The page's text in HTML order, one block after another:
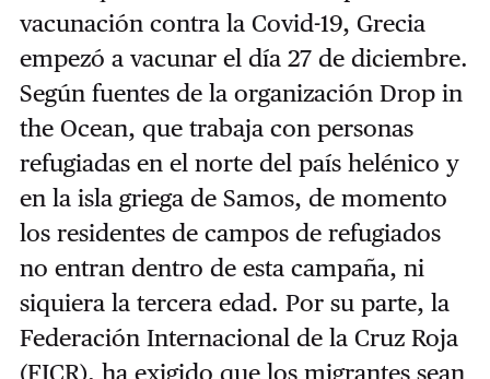
vacunación contra la Covid-19, Grecia
empezó a ​vacunar el día 27 de diciembre.
Según fuentes de la organización ​Drop in
the Ocean​, que trabaja con personas
refugiadas en el norte del país helénico y
en la isla griega de Samos, de momento
los residentes de campos de refugiados
no entran dentro de esta campaña, ni
siquiera la tercera edad. Por su parte, la
Federación Internacional de la Cruz Roja
(FICR), ha exigido que los migrantes sean